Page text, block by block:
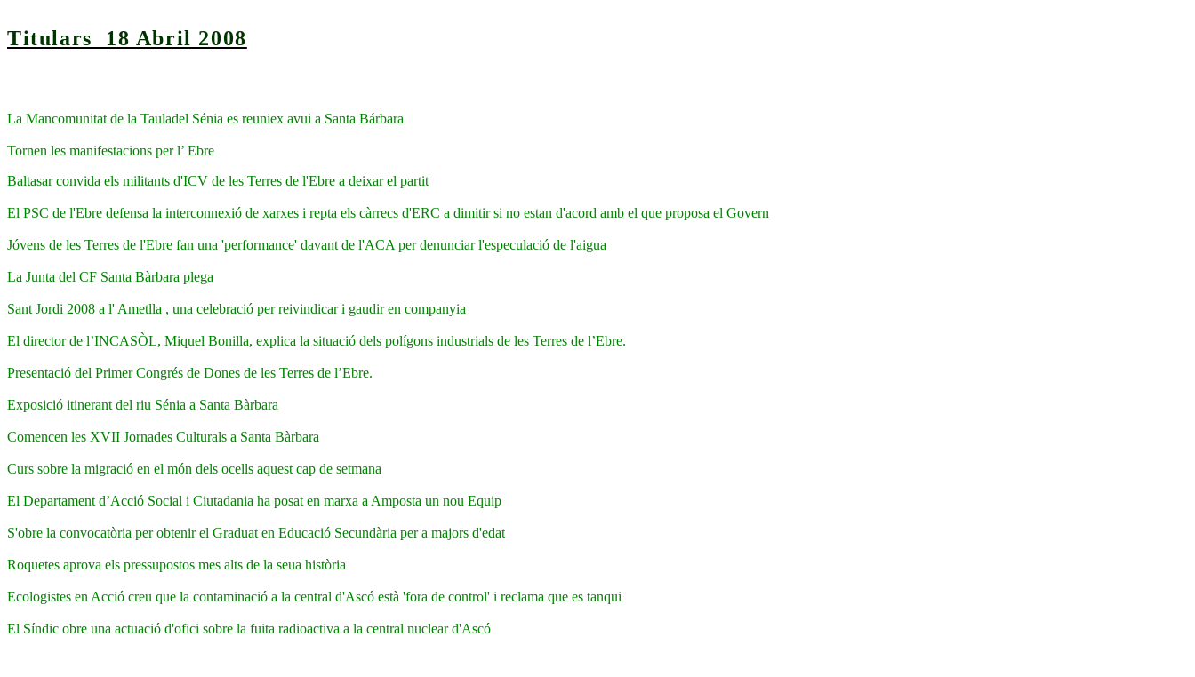
Titulars 18 Abril 2008
La Mancomunitat de la Tauladel Sénia es reuniex avui a Santa Bárbara
Tornen les manifestacions per l’ Ebre
Baltasar convida els militants d'ICV de les Terres de l'Ebre a deixar el partit
El PSC de l'Ebre defensa la interconnexió de xarxes i repta els càrrecs d'ERC a dimitir si no estan d'acord amb el que proposa el Govern
Jóvens de les Terres de l'Ebre fan una 'performance' davant de l'ACA per denunciar l'especulació de l'aigua
La Junta del CF Santa Bàrbara plega
Sant Jordi 2008 a l' Ametlla , una celebració per reivindicar i gaudir en companyia
El director de l’INCASÒL, Miquel Bonilla, explica la situació dels polígons industrials de les Terres de l’Ebre.
Presentació del Primer Congrés de Dones de les Terres de l’Ebre.
Exposició itinerant del riu Sénia a Santa Bàrbara
Comencen les XVII Jornades Culturals a Santa Bàrbara
Curs sobre la migració en el món dels ocells aquest cap de setmana
El Departament d’Acció Social i Ciutadania ha posat en marxa a Amposta un nou Equip
S'obre la convocatòria per obtenir el Graduat en Educació Secundària per a majors d'edat
Roquetes aprova els pressupostos mes alts de la seua història
Ecologistes en Acció creu que la contaminació a la central d'Ascó està 'fora de control' i reclama que es tanqui
El Síndic obre una actuació d'ofici sobre la fuita radioactiva a la central nuclear d'Ascó